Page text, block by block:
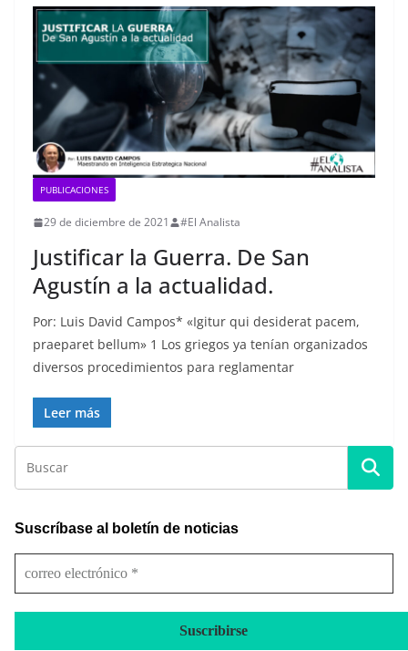
PUBLICACIONES
29 de diciembre de 2021 #El Analista
Justificar la Guerra. De San
Agustín a la actualidad.
Por: Luis David Campos* «Igitur qui desiderat pacem,
praeparet bellum» 1 Los griegos ya tenían organizados
diversos procedimientos para reglamentar
Leer más
Suscríbase al boletín de noticias